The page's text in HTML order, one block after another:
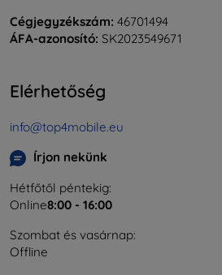
Cégjegyzékszám: 46701494
ÁFA-azonosító: SK2023549671
Elérhetőség
info@top4mobile.eu
Írjon nekünk
Hétfőtől péntekig:
Online8:00 - 16:00
Szombat és vasárnap:
Offline